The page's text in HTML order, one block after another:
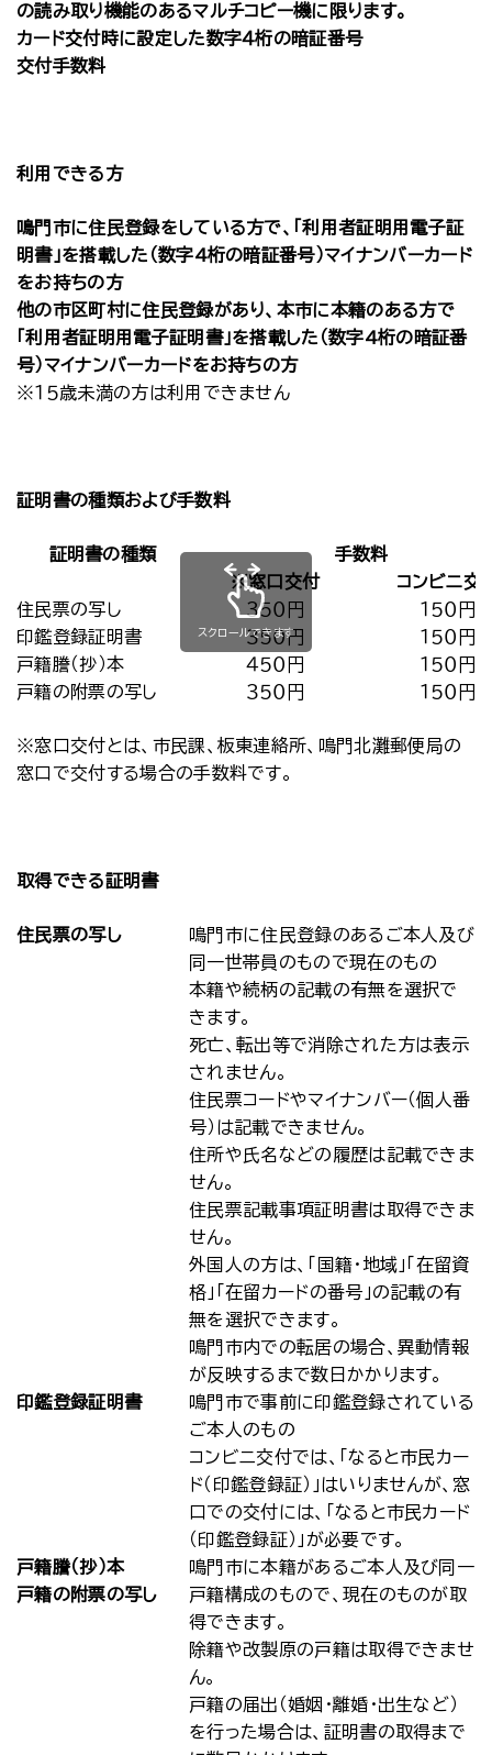
の読み取り機能のあるマルチコピー機に限ります。
カード交付時に設定した数字４桁の暗証番号
交付手数料
利用できる方
鳴門市に住民登録をしている方で、「利用者証明用電子証
明書」を搭載した（数字4桁の暗証番号）マイナンバーカード
をお持ちの方
他の市区町村に住民登録があり、本市に本籍のある方で
「利用者証明用電子証明書」を搭載した（数字4桁の暗証番
号）マイナンバーカードをお持ちの方
※１５歳未満の方は利用できません
証明書の種類および手数料
証明書の種類
手数料
※窓口交付
コンビニ交
住民票の写し
３５０円
１５０円
印鑑登録証明書
３５０円
１５０円
戸籍謄（抄）本
４５０円
１５０円
戸籍の附票の写し
３５０円 １５０円
スクロールできます
※窓口交付とは、市民課、板東連絡所、鳴門北灘郵便局の
窓口で交付する場合の手数料です。
取得できる証明書
住民票の写し
鳴門市に住民登録のあるご本人及び
同一世帯員のもので現在のもの
本籍や続柄の記載の有無を選択で
きます。
死亡、転出等で消除された方は表示
されません。
住民票コードやマイナンバー（個人番
号）は記載できません。
住所や氏名などの履歴は記載できま
せん。
住民票記載事項証明書は取得できま
せん。
外国人の方は、「国籍・地域」「在留資
格」「在留カードの番号」の記載の有
無を選択できます。
鳴門市内での転居の場合、異動情報
が反映するまで数日かかります。
印鑑登録証明書
鳴門市で事前に印鑑登録されている
ご本人のもの
コンビニ交付では、「なると市民カー
ド（印鑑登録証）」はいりませんが、窓
口での交付には、「なると市民カード
（印鑑登録証）」が必要です。
戸籍謄（抄）本
戸籍の附票の写し
鳴門市に本籍があるご本人及び同一
戸籍構成のもので、現在のものが取
得できます。
除籍や改製原の戸籍は取得できませ
ん。
戸籍の届出（婚姻・離婚・出生など）
を行った場合は、証明書の取得まで